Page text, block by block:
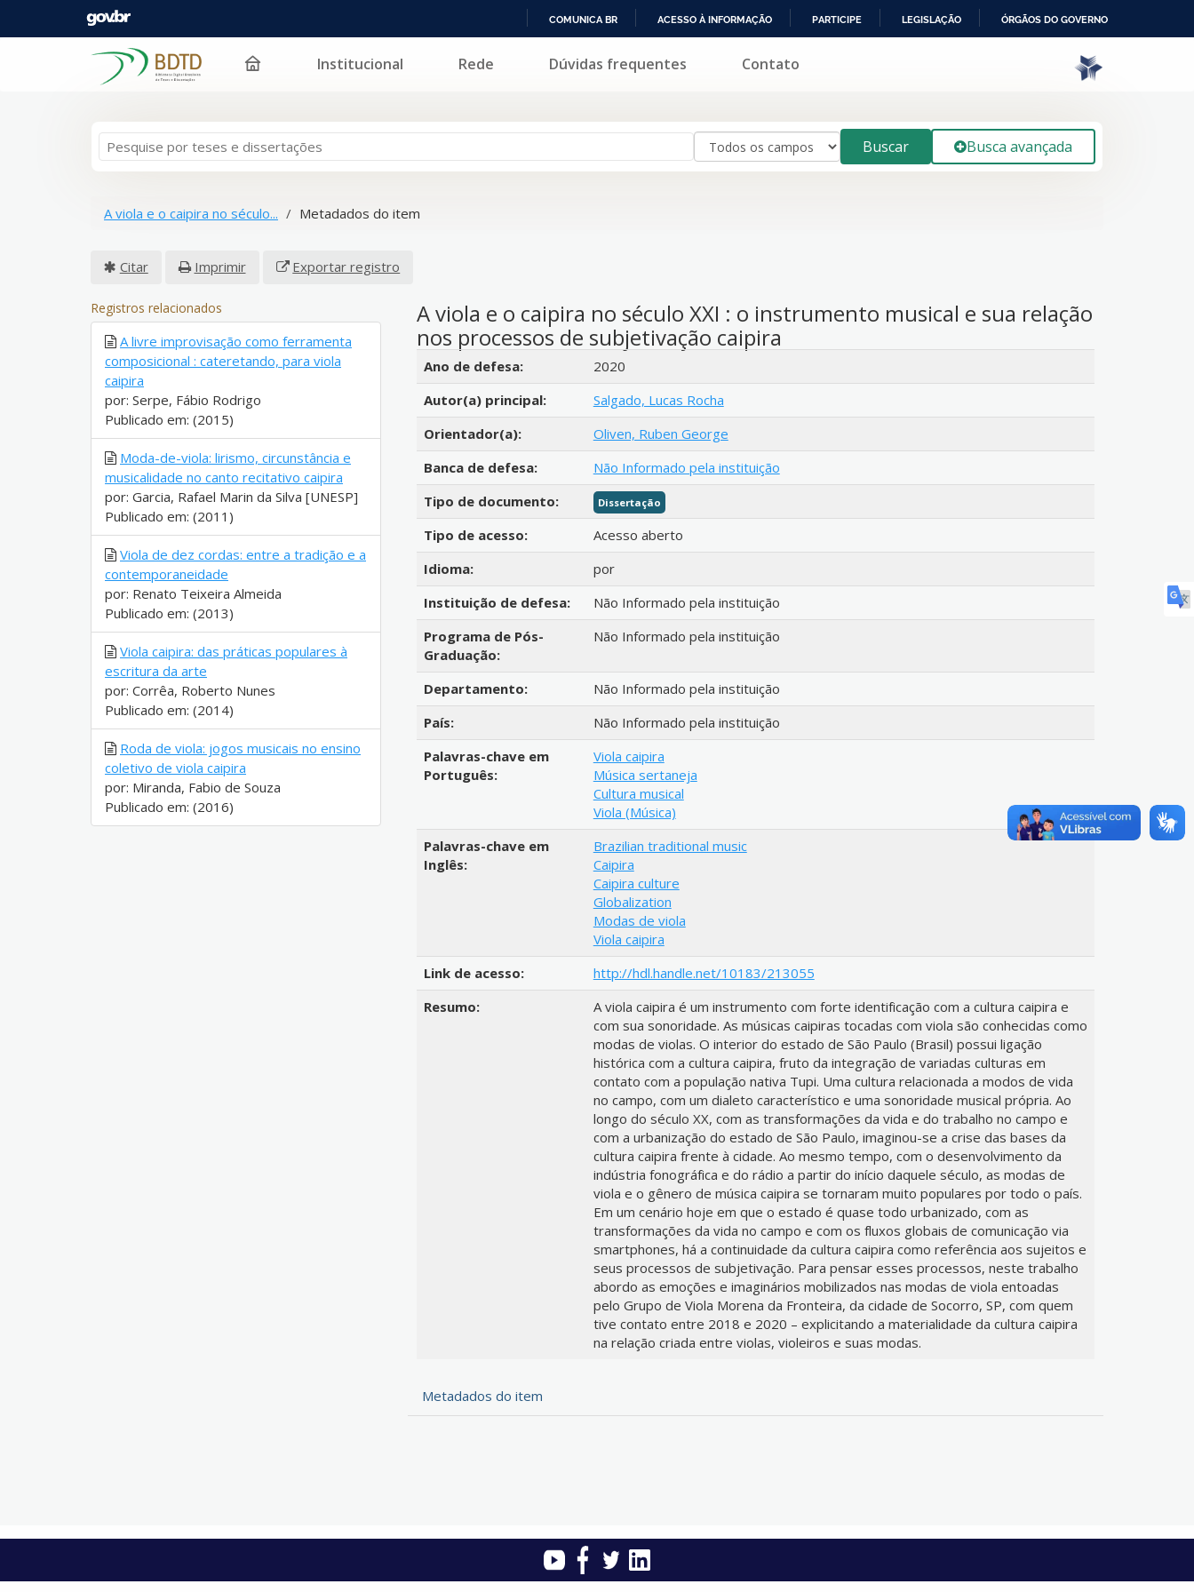
PARA
COMUNICA BR ACESSO À INFORMAÇÃO PARTICIPE LEGISLAÇÃO ÓRGÃOS DO GOVERNO
Pular para o conteúdo Institucional Rede Dúvidas frequentes Contato
Buscar Busca avançada
A viola e o caipira no século... Metadados do item
Citar Imprimir Exportar registro
A viola e o caipira no século XXI : o instrumento musical e sua relação
nos processos de subjetivação caipira
Detalhes bibliográficos
Ano de defesa:
2020
Autor(a) principal:
Salgado, Lucas Rocha
Orientador(a):
Oliven, Ruben George
Banca de defesa:
Não Informado pela instituição
Tipo de documento:
Dissertação
Tipo de acesso:
Acesso aberto
Idioma:
por
Instituição de defesa:
Não Informado pela instituição
Programa de Pós-
Graduação:
Não Informado pela instituição
Departamento:
Não Informado pela instituição
País:
Não Informado pela instituição
Palavras-chave em
Português:
Viola caipira
Música sertaneja
Cultura musical
Viola (Música)
Palavras-chave em
Inglês:
Brazilian traditional music
Caipira
Caipira culture
Globalization
Modas de viola
Viola caipira
Link de acesso:
http://hdl.handle.net/10183/213055
Resumo:
A viola caipira é um instrumento com forte identificação com a cultura caipira e
com sua sonoridade. As músicas caipiras tocadas com viola são conhecidas como
modas de violas. O interior do estado de São Paulo (Brasil) possui ligação
histórica com a cultura caipira, fruto da integração de variadas culturas em
contato com a população nativa Tupi. Uma cultura relacionada a modos de vida
no campo, com um dialeto característico e uma sonoridade musical própria. Ao
longo do século XX, com as transformações da vida e do trabalho no campo e
com a urbanização do estado de São Paulo, imaginou-se a crise das bases da
cultura caipira frente à cidade. Ao mesmo tempo, com o desenvolvimento da
indústria fonográfica e do rádio a partir do início daquele século, as modas de
viola e o gênero de música caipira se tornaram muito populares por todo o país.
Em um cenário hoje em que o estado é quase todo urbanizado, com as
transformações da vida no campo e com os fluxos globais de comunicação via
smartphones, há a continuidade da cultura caipira como referência aos sujeitos e
seus processos de subjetivação. Para pensar esses processos, neste trabalho
abordo as emoções e imaginários mobilizados nas modas de viola entoadas
pelo Grupo de Viola Morena da Fronteira, da cidade de Socorro, SP, com quem
tive contato entre 2018 e 2020 – explicitando a materialidade da cultura caipira
na relação criada entre violas, violeiros e suas modas.
Metadados do item
Registros relacionados
A livre improvisação como ferramenta
composicional : cateretando, para viola
caipira
por: Serpe, Fábio Rodrigo
Publicado em: (2015)
Moda-de-viola: lirismo, circunstância e
musicalidade no canto recitativo caipira
por: Garcia, Rafael Marin da Silva [UNESP]
Publicado em: (2011)
Viola de dez cordas: entre a tradição e a
contemporaneidade
por: Renato Teixeira Almeida
Publicado em: (2013)
Viola caipira: das práticas populares à
escritura da arte
por: Corrêa, Roberto Nunes
Publicado em: (2014)
Roda de viola: jogos musicais no ensino
coletivo de viola caipira
por: Miranda, Fabio de Souza
Publicado em: (2016)